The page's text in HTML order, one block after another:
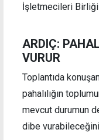
İşletmecileri Birliği
ARDIÇ:
VURUR
Toplantıda
pahalılığın
mevcut durumun
dibe